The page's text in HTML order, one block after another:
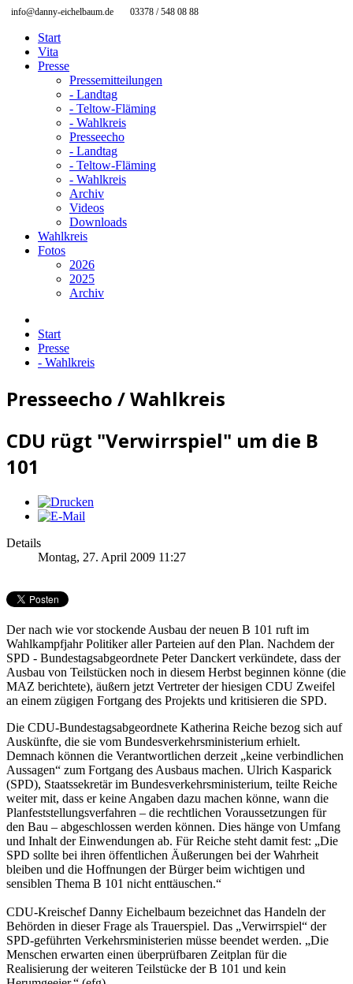
info@danny-eichelbaum.de 03378 / 548 08 88
Start
Vita
Presse
Pressemitteilungen
- Landtag
- Teltow-Fläming
- Wahlkreis
Presseecho
- Landtag
- Teltow-Fläming
- Wahlkreis
Archiv
Videos
Downloads
Wahlkreis
Fotos
2026
2025
Archiv
Start
Presse
- Wahlkreis
Presseecho / Wahlkreis
CDU rügt "Verwirrspiel" um die B
101
Details
Montag, 27. April 2009 11:27
Der nach wie vor stockende Ausbau der neuen B 101 ruft im
Wahlkampfjahr Politiker aller Parteien auf den Plan. Nachdem der
SPD - Bundestagsabgeordnete Peter Danckert verkündete, dass der
Ausbau von Teilstücken noch in diesem Herbst beginnen könne (die
MAZ berichtete), äußern jetzt Vertreter der hiesigen CDU Zweifel
an einem zügigen Fortgang des Projekts und kritisieren die SPD.
Die CDU-Bundestagsabgeordnete Katherina Reiche bezog sich auf
Auskünfte, die sie vom Bundesverkehrsministerium erhielt.
Demnach können die Verantwortlichen derzeit „keine verbindlichen
Aussagen“ zum Fortgang des Ausbaus machen. Ulrich Kasparick
(SPD), Staatssekretär im Bundesverkehrsministerium, teilte Reiche
weiter mit, dass er keine Angaben dazu machen könne, wann die
Planfeststellungsverfahren – die rechtlichen Voraussetzungen für
den Bau – abgeschlossen werden können. Dies hänge von Umfang
und Inhalt der Einwendungen ab. Für Reiche steht damit fest: „Die
SPD sollte bei ihren öffentlichen Äußerungen bei der Wahrheit
bleiben und die Hoffnungen der Bürger beim wichtigen und
sensiblen Thema B 101 nicht enttäuschen.“
CDU-Kreischef Danny Eichelbaum bezeichnet das Handeln der
Behörden in dieser Frage als Trauerspiel. Das „Verwirrspiel“ der
SPD-geführten Verkehrsministerien müsse beendet werden. „Die
Menschen erwarten einen überprüfbaren Zeitplan für die
Realisierung der weiteren Teilstücke der B 101 und kein